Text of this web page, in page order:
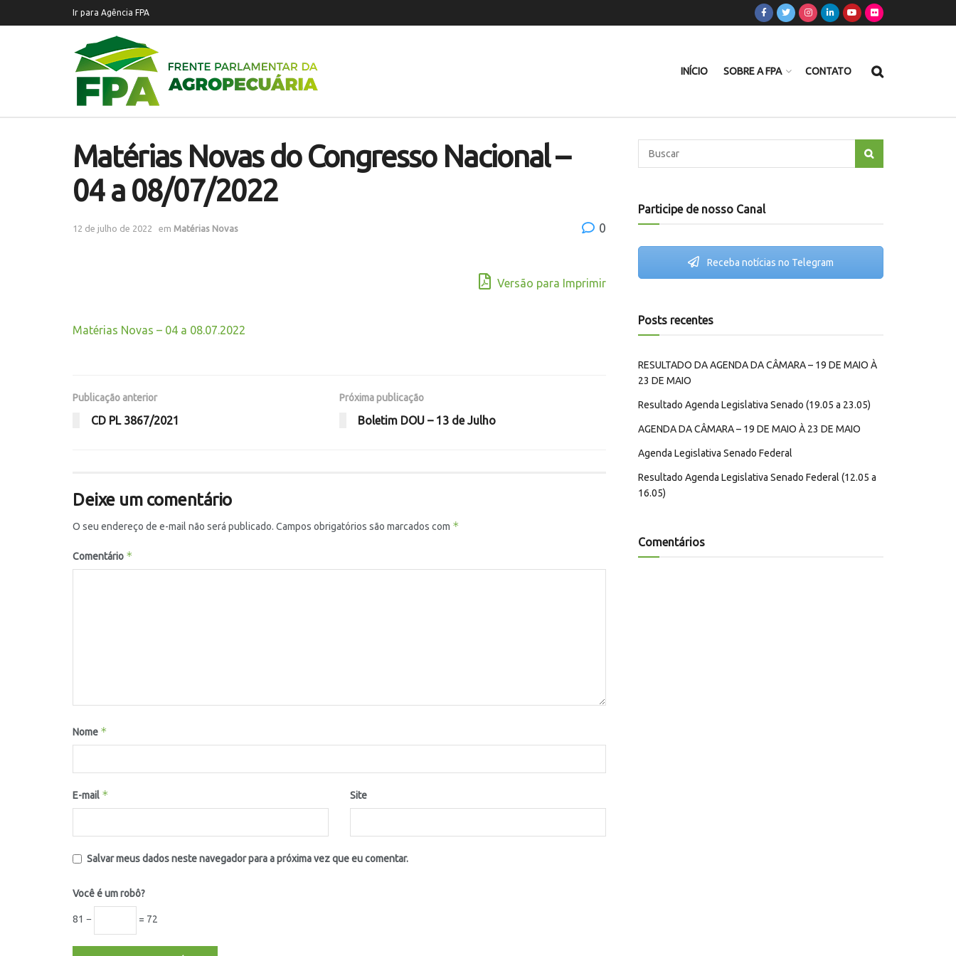
Ir para Agência FPA
INÍCIO SOBRE A FPA CONTATO
Matérias Novas do Congresso Nacional –
04 a 08/07/2022
12 de julho de 2022 em Matérias Novas 0
Versão para Imprimir
Matérias Novas – 04 a 08.07.2022
Publicação anterior
CD PL 3867/2021
Próxima publicação
Boletim DOU – 13 de Julho
Deixe um comentário
O seu endereço de e-mail não será publicado. Campos obrigatórios são marcados com *
Comentário *
Nome *
E-mail * Site
Salvar meus dados neste navegador para a próxima vez que eu comentar.
Você é um robô?
81 − = 72
Participe de nosso Canal
Receba notícias no Telegram
Posts recentes
RESULTADO DA AGENDA DA CÂMARA – 19 DE MAIO À
23 DE MAIO
Resultado Agenda Legislativa Senado (19.05 a 23.05)
AGENDA DA CÂMARA – 19 DE MAIO À 23 DE MAIO
Agenda Legislativa Senado Federal
Resultado Agenda Legislativa Senado Federal (12.05 a
16.05)
Comentários